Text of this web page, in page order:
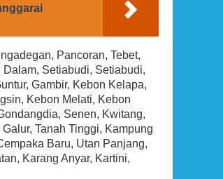
Pancoran, Tebet,
Dalam, Setiabudi, Setiabudi,
Gambir, Kebon Kelapa,
Kebon Melati, Kebon
Senen, Kwitang,
Tanah Tinggi, Kampung
Baru, Utan Panjang,
Karang Anyar, Kartini,